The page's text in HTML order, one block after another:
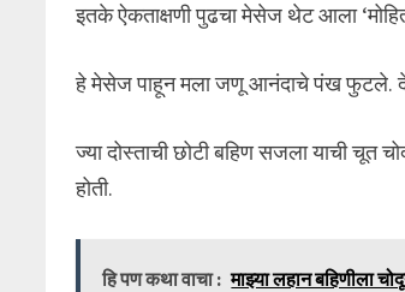
इतके ऐकताक्षणी पुढचा मेसेज थेट आला
हे मेसेज पाहून मला जणू आनंदाचे पंख फुटले.
ज्या दोस्ताची छोटी बहिण सजला याची चूत
होती.
हि पण कथा वाचा : माझ्या लहान बहिणीला